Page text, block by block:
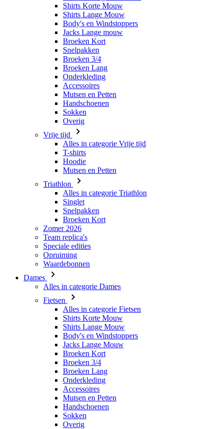
Shirts Korte Mouw
Shirts Lange Mouw
Body's en Windstoppers
Jacks Lange mouw
Broeken Kort
Snelpakken
Broeken 3/4
Broeken Lang
Onderkleding
Accessoires
Mutsen en Petten
Handschoenen
Sokken
Overig
Vrije tijd
Alles in categorie Vrije tijd
T-shirts
Hoodie
Mutsen en Petten
Triathlon
Alles in categorie Triathlon
Singlet
Snelpakken
Broeken Kort
Zomer 2026
Team replica's
Speciale edities
Opruiming
Waardebonnen
Dames
Alles in categorie Dames
Fietsen
Alles in categorie Fietsen
Shirts Korte Mouw
Shirts Lange Mouw
Body's en Windstoppers
Jacks Lange Mouw
Broeken Kort
Broeken 3/4
Broeken Lang
Onderkleding
Accessoires
Mutsen en Petten
Handschoenen
Sokken
Overig